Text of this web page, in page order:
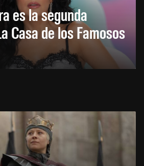
es la segunda
Casa de los Famosos